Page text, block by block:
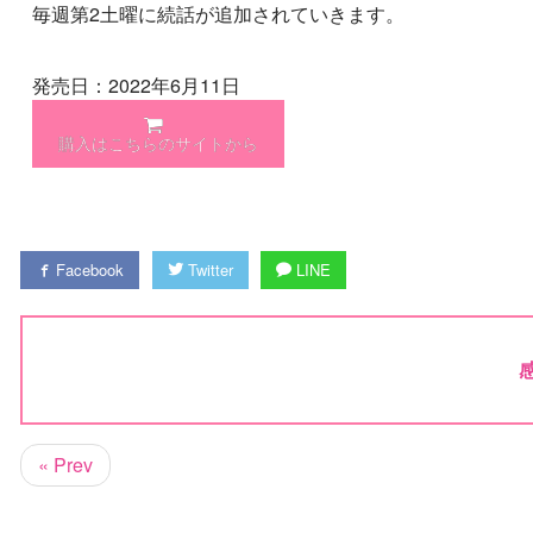
毎週第2土曜に続話が追加されていきます。
発売日：2022年6月11日
購入はこちらのサイトから
Facebook Twitter LINE
« Prev